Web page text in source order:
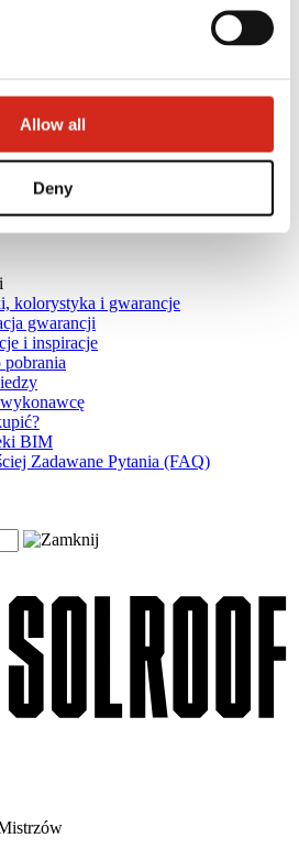
Allow all
Deny
kolorystyka i gwarancje
gwarancji
i inspiracje
BIM
Zadawane Pytania (FAQ)